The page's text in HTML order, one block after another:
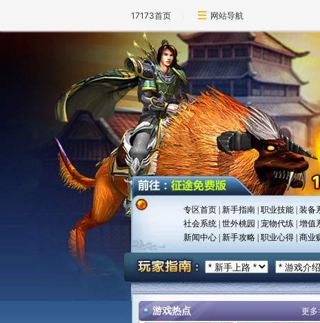
17173首页 网站导航
专区首页| 新手指南| 职业技能| 装备
社会系统| 世外桃园 宠物代练| 增值
新闻中心| 新手攻略| 职业心得| 商业
游戏热点 更多